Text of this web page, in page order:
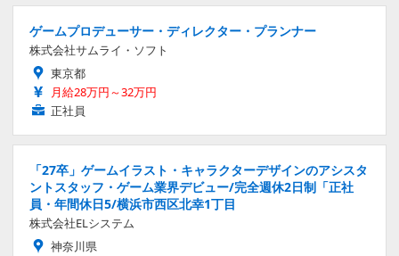
ゲームプロデューサー・ディレクター・プランナー
株式会社サムライ・ソフト
東京都
月給28万円～32万円
正社員
「27卒」ゲームイラスト・キャラクターデザインのアシスタ
ントスタッフ・ゲーム業界デビュー/完全週休2日制「正社
員・年間休日5/横浜市西区北幸1丁目
株式会社ELシステム
神奈川県